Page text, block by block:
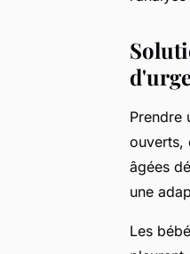
Prendre
ouverts,
âgées
une
Les